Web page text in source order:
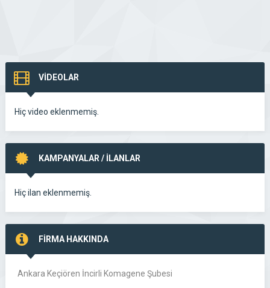
VİDEOLAR
Hiç video eklenmemiş.
KAMPANYALAR / İLANLAR
Hiç ilan eklenmemiş.
FİRMA HAKKINDA
Ankara Keçiören İncirli Komagene Şubesi